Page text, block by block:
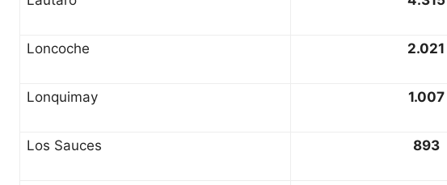
Loncoche 2.021
Lonquimay 1.007
Los Sauces 893